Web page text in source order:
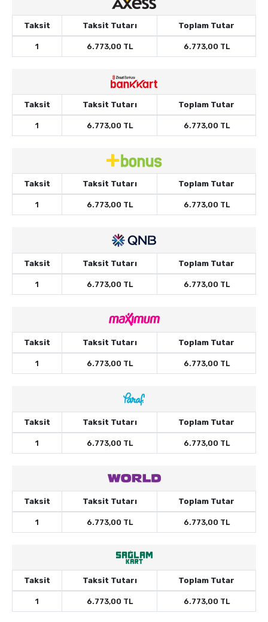
Taksit Taksit Tutarı Toplam Tutar
1 6.773,00 TL 6.773,00 TL
Taksit Taksit Tutarı Toplam Tutar
1 6.773,00 TL 6.773,00 TL
Taksit Taksit Tutarı Toplam Tutar
1 6.773,00 TL 6.773,00 TL
Taksit Taksit Tutarı Toplam Tutar
1 6.773,00 TL 6.773,00 TL
Taksit Taksit Tutarı Toplam Tutar
1 6.773,00 TL 6.773,00 TL
Taksit Taksit Tutarı Toplam Tutar
1 6.773,00 TL 6.773,00 TL
Taksit Taksit Tutarı Toplam Tutar
1 6.773,00 TL 6.773,00 TL
Taksit Taksit Tutarı Toplam Tutar
1 6.773,00 TL 6.773,00 TL